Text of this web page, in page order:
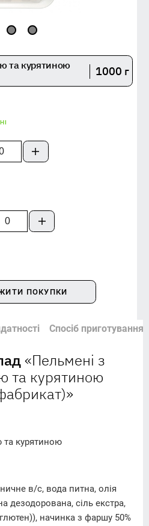
та курятиною
1000 г
ПОКУПКИ
Спосіб приготування
«Пельмені з
та курятиною
курятиною
в/с, вода питна, олія
дезодорована, сіль екстра,
начинка з фаршу 50%